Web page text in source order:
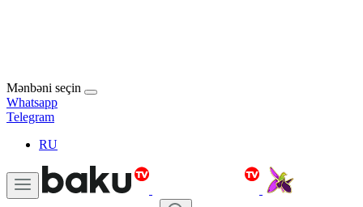
Mənbəni seçin
Whatsapp
Telegram
RU